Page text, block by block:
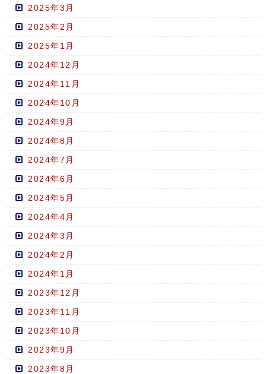
2025年3月
2025年2月
2025年1月
2024年12月
2024年11月
2024年10月
2024年9月
2024年8月
2024年7月
2024年6月
2024年5月
2024年4月
2024年3月
2024年2月
2024年1月
2023年12月
2023年11月
2023年10月
2023年9月
2023年8月